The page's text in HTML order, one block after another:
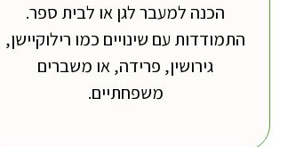
הכנה למעבר לגן או לבית ספר.
התמודדות עם שינויים כמו רילוקיישן,
גירושין, פרידה, או משברים
משפחתיים.